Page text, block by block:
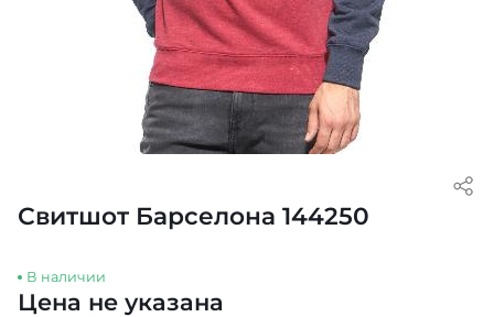
Свитшот Барселона 144250
В наличии
Цена не указана